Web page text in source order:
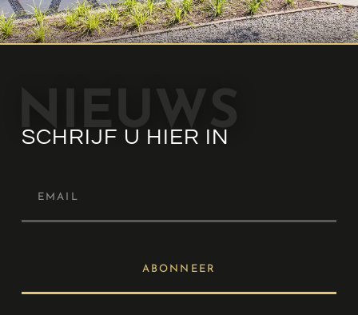
NIEUWS
SCHRIJF U HIER IN
ABONNEER